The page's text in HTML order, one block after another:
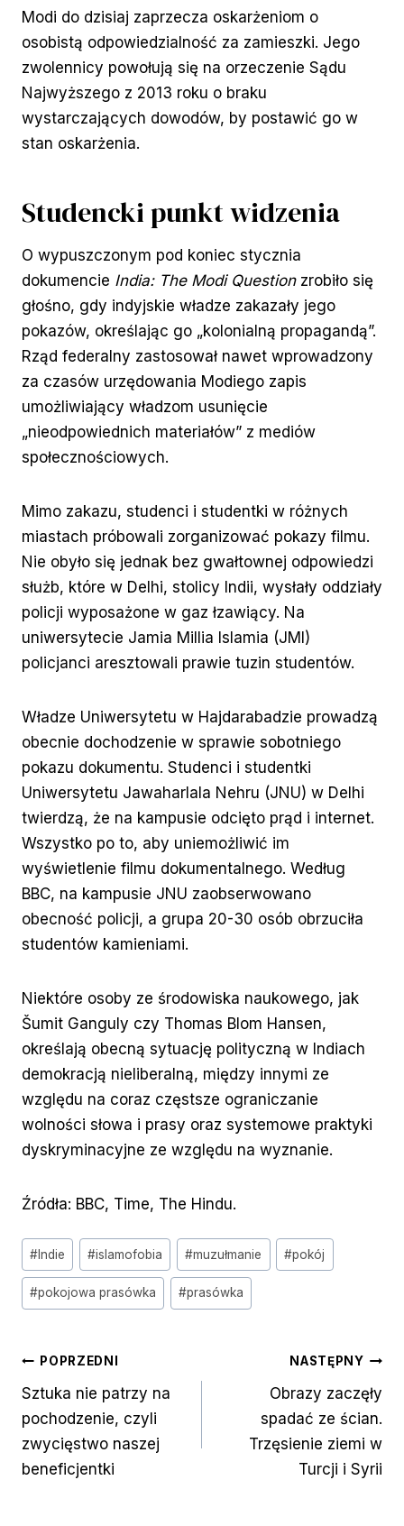
Modi do dzisiaj zaprzecza oskarżeniom o
osobistą odpowiedzialność za zamieszki. Jego
zwolennicy powołują się na orzeczenie Sądu
Najwyższego z 2013 roku o braku
wystarczających dowodów, by postawić go w
stan oskarżenia.
Studencki punkt widzenia
O wypuszczonym pod koniec stycznia
dokumencie India: The Modi Question zrobiło się
głośno, gdy indyjskie władze zakazały jego
pokazów, określając go „kolonialną propagandą”.
Rząd federalny zastosował nawet wprowadzony
za czasów urzędowania Modiego zapis
umożliwiający władzom usunięcie
„nieodpowiednich materiałów” z mediów
społecznościowych.
Mimo zakazu, studenci i studentki w różnych
miastach próbowali zorganizować pokazy filmu.
Nie obyło się jednak bez gwałtownej odpowiedzi
służb, które w Delhi, stolicy Indii, wysłały oddziały
policji wyposażone w gaz łzawiący. Na
uniwersytecie Jamia Millia Islamia (JMI)
policjanci aresztowali prawie tuzin studentów.
Władze Uniwersytetu w Hajdarabadzie prowadzą
obecnie dochodzenie w sprawie sobotniego
pokazu dokumentu. Studenci i studentki
Uniwersytetu Jawaharlala Nehru (JNU) w Delhi
twierdzą, że na kampusie odcięto prąd i internet.
Wszystko po to, aby uniemożliwić im
wyświetlenie filmu dokumentalnego. Według
BBC, na kampusie JNU zaobserwowano
obecność policji, a grupa 20-30 osób obrzuciła
studentów kamieniami.
Niektóre osoby ze środowiska naukowego, jak
Šumit Ganguly czy Thomas Blom Hansen,
określają obecną sytuację polityczną w Indiach
demokracją nieliberalną, między innymi ze
względu na coraz częstsze ograniczanie
wolności słowa i prasy oraz systemowe praktyki
dyskryminacyjne ze względu na wyznanie.
Źródła: BBC, Time, The Hindu.
Tagi
wpisu:
#Indie #islamofobia #muzułmanie #pokój
#pokojowa prasówka #prasówka
Nawigacja
wpisu
POPRZEDNI
Sztuka nie patrzy na
pochodzenie, czyli
zwycięstwo naszej
beneficjentki
NASTĘPNY
Obrazy zaczęły
spadać ze ścian.
Trzęsienie ziemi w
Turcji i Syrii